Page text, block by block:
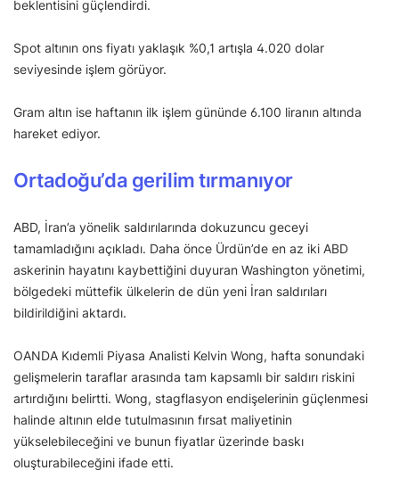
beklentisini güçlendirdi.
Spot altının ons fiyatı yaklaşık %0,1 artışla 4.020 dolar
seviyesinde işlem görüyor.
Gram altın ise haftanın ilk işlem gününde 6.100 liranın altında
hareket ediyor.
Ortadoğu’da gerilim tırmanıyor
ABD, İran’a yönelik saldırılarında dokuzuncu geceyi
tamamladığını açıkladı. Daha önce Ürdün’de en az iki ABD
askerinin hayatını kaybettiğini duyuran Washington yönetimi,
bölgedeki müttefik ülkelerin de dün yeni İran saldırıları
bildirildiğini aktardı.
OANDA Kıdemli Piyasa Analisti Kelvin Wong, hafta sonundaki
gelişmelerin taraflar arasında tam kapsamlı bir saldırı riskini
artırdığını belirtti. Wong, stagflasyon endişelerinin güçlenmesi
halinde altının elde tutulmasının fırsat maliyetinin
yükselebileceğini ve bunun fiyatlar üzerinde baskı
oluşturabileceğini ifade etti.